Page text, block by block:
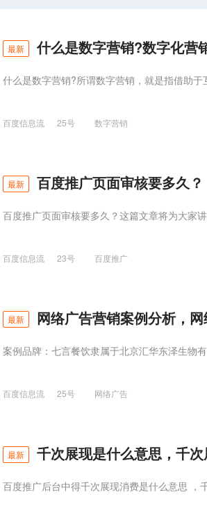
最新 什么是数字营销?数字化营
什么是数字营销?所谓数字营销，就是指借助于
百度信息流 25号 数字营销
最新 百度推广页面审核要多久？
百度推广页面审核要多久？这篇文章将为大家
百度信息流 23号 百度推广
最新 网络广告营销案例分析，
案例品牌：七言餐饮隶属于北京汇华东泽生物
百度信息流 25号 网络广告
最新 千次展现是什么意思，千
百度推广后台中得千次展现消费是什么意思 ，